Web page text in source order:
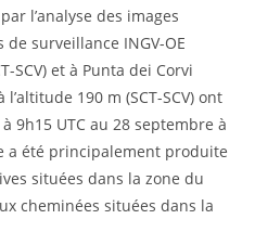
l’analyse des images
surveillance INGV-OE
SCV) et à Punta dei Corvi
l’altitude 190 m (SCT-SCV) ont
9h15 UTC au 28 septembre à
a été principalement produite
situées dans la zone du
cheminées situées dans la